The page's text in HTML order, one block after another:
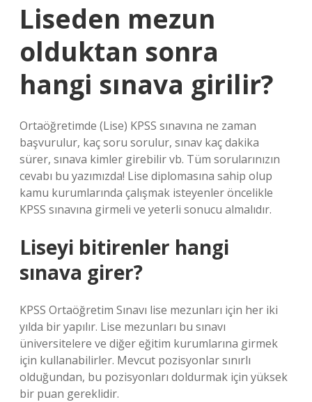
Liseden mezun
olduktan sonra
hangi sınava girilir?
Ortaöğretimde (Lise) KPSS sınavına ne zaman
başvurulur, kaç soru sorulur, sınav kaç dakika
sürer, sınava kimler girebilir vb. Tüm sorularınızın
cevabı bu yazımızda! Lise diplomasına sahip olup
kamu kurumlarında çalışmak isteyenler öncelikle
KPSS sınavına girmeli ve yeterli sonucu almalıdır.
Liseyi bitirenler hangi
sınava girer?
KPSS Ortaöğretim Sınavı lise mezunları için her iki
yılda bir yapılır. Lise mezunları bu sınavı
üniversitelere ve diğer eğitim kurumlarına girmek
için kullanabilirler. Mevcut pozisyonlar sınırlı
olduğundan, bu pozisyonları doldurmak için yüksek
bir puan gereklidir.